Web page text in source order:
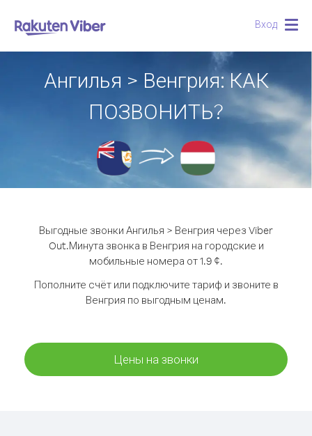
Вход
Ангилья > Венгрия: КАК
ПОЗВОНИТЬ?
Выгодные звонки Ангилья > Венгрия через Viber
Out.Минута звонка в Венгрия на городские и
мобильные номера от 1.9 ¢.
Пополните счёт или подключите тариф и звоните в
Венгрия по выгодным ценам.
Цены на звонки